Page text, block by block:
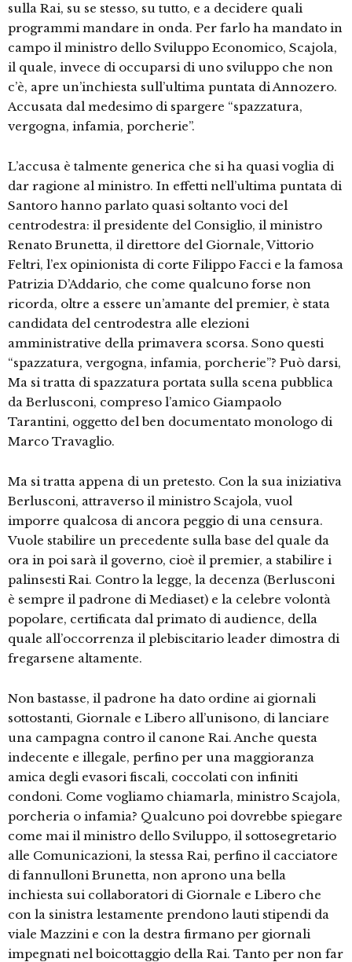
sulla Rai, su se stesso, su tutto, e a decidere quali
programmi mandare in onda. Per farlo ha mandato in
campo il ministro dello Sviluppo Economico, Scajola,
il quale, invece di occuparsi di uno sviluppo che non
c’è, apre un’inchiesta sull’ultima puntata di Annozero.
Accusata dal medesimo di spargere “spazzatura,
vergogna, infamia, porcherie”.
L’accusa è talmente generica che si ha quasi voglia di
dar ragione al ministro. In effetti nell’ultima puntata di
Santoro hanno parlato quasi soltanto voci del
centrodestra: il presidente del Consiglio, il ministro
Renato Brunetta, il direttore del Giornale, Vittorio
Feltri, l’ex opinionista di corte Filippo Facci e la famosa
Patrizia D’Addario, che come qualcuno forse non
ricorda, oltre a essere un’amante del premier, è stata
candidata del centrodestra alle elezioni
amministrative della primavera scorsa. Sono questi
“spazzatura, vergogna, infamia, porcherie”? Può darsi,
Ma si tratta di spazzatura portata sulla scena pubblica
da Berlusconi, compreso l’amico Giampaolo
Tarantini, oggetto del ben documentato monologo di
Marco Travaglio.
Ma si tratta appena di un pretesto. Con la sua iniziativa
Berlusconi, attraverso il ministro Scajola, vuol
imporre qualcosa di ancora peggio di una censura.
Vuole stabilire un precedente sulla base del quale da
ora in poi sarà il governo, cioè il premier, a stabilire i
palinsesti Rai. Contro la legge, la decenza (Berlusconi
è sempre il padrone di Mediaset) e la celebre volontà
popolare, certificata dal primato di audience, della
quale all’occorrenza il plebiscitario leader dimostra di
fregarsene altamente.
Non bastasse, il padrone ha dato ordine ai giornali
sottostanti, Giornale e Libero all’unisono, di lanciare
una campagna contro il canone Rai. Anche questa
indecente e illegale, perfino per una maggioranza
amica degli evasori fiscali, coccolati con infiniti
condoni. Come vogliamo chiamarla, ministro Scajola,
porcheria o infamia? Qualcuno poi dovrebbe spiegare
come mai il ministro dello Sviluppo, il sottosegretario
alle Comunicazioni, la stessa Rai, perfino il cacciatore
di fannulloni Brunetta, non aprono una bella
inchiesta sui collaboratori di Giornale e Libero che
con la sinistra lestamente prendono lauti stipendi da
viale Mazzini e con la destra firmano per giornali
impegnati nel boicottaggio della Rai. Tanto per non far